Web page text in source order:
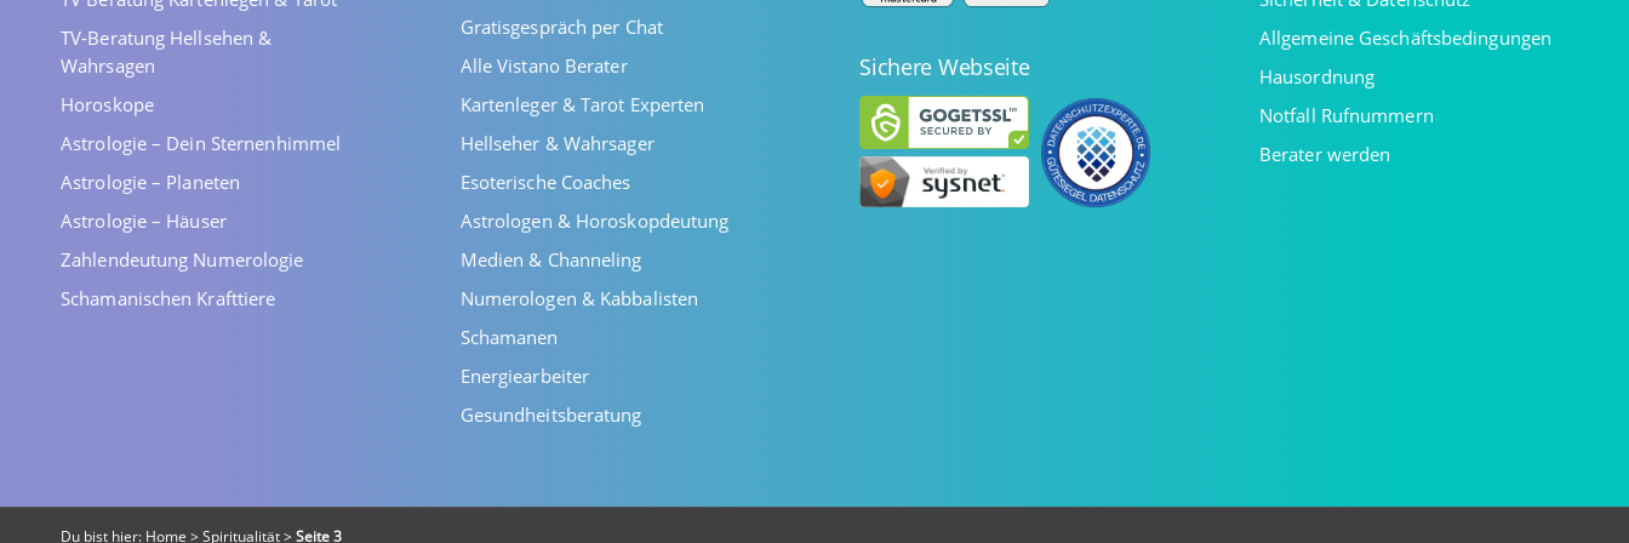
TV-Beratung Hellsehen &
Wahrsagen
Horoskope
Astrologie – Dein Sternenhimmel
Astrologie – Planeten
Astrologie – Häuser
Zahlendeutung Numerologie
Schamanischen Krafttiere
Gratisgespräch per Chat
Alle Vistano Berater
Kartenleger & Tarot Experten
Hellseher & Wahrsager
Esoterische Coaches
Astrologen & Horoskopdeutung
Medien & Channeling
Numerologen & Kabbalisten
Schamanen
Energiearbeiter
Gesundheitsberatung
Sichere Webseite
Allgemeine Geschäftsbedingungen
Hausordnung
Notfall Rufnummern
Berater werden
Du bist hier: Home > Spiritualität> Seite 3